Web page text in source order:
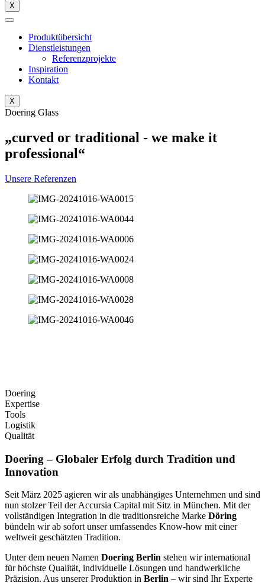
X
Produktübersicht
Dienstleistungen
Referenzprojekte
Inspiration
Kontakt
X
Doering Glass
„curved or traditional - we make it
professional“
Unsere Referenzen
Doering
Expertise
Tools
Logistik
Qualität
Doering – Globaler Erfolg durch Tradition und
Innovation
Seit März 2025 agieren wir als unabhängiges Unternehmen und sind
nun stolzer Teil der Accursia Capital mit Sitz in München. Mit der
vollständigen Integration in die traditionsreiche Marke Döring
bündeln wir ab sofort unser umfassendes Know-how mit einer
weltweit geschätzten Tradition.
Unter dem neuen Namen Doering Berlin stehen wir international
für höchste Qualität, individuelle Lösungen und handwerkliche
Präzision. Aus unserer Produktion in Berlin – wir sind Ihr Experte